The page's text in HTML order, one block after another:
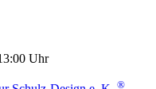
Uhr
®